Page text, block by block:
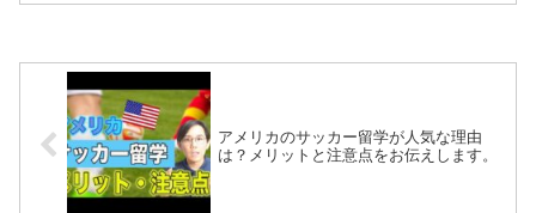
アメリカのサッカー留学が人気な理由
は？メリットと注意点をお伝えします。